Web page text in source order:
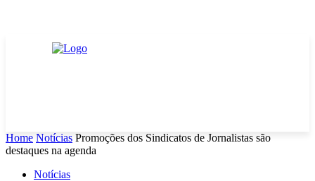
Home Notícias Promoções dos Sindicatos de Jornalistas são
destaques na agenda
Notícias